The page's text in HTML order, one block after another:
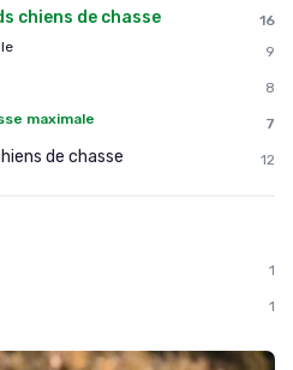
chiens de chasse
16
9
8
maximale
7
de chasse 12
1
1